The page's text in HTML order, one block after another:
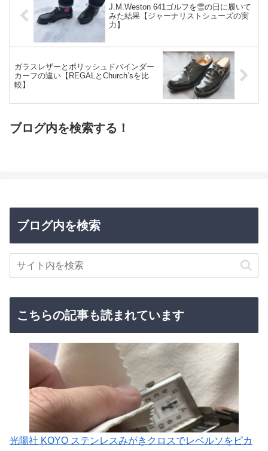
J.M.Weston 641ゴルフを雪の日に履いて
みた結果【ジャーナリストシューズの実
力】
ガラスレザーとポリッシュドバインダー
カーフの違い【REGALとChurch’sを比
較】
ブログ内を検索する！
ブログ内を検索
こちらの記事も読まれています
光陽社 KOYO ステンレスみがきクロスでレベルソをピカ